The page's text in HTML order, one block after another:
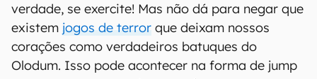
verdade, se exercite! Mas não dá para negar que
existem jogos de terror que deixam nossos
corações como verdadeiros batuques do
Olodum. Isso pode acontecer na forma de jump